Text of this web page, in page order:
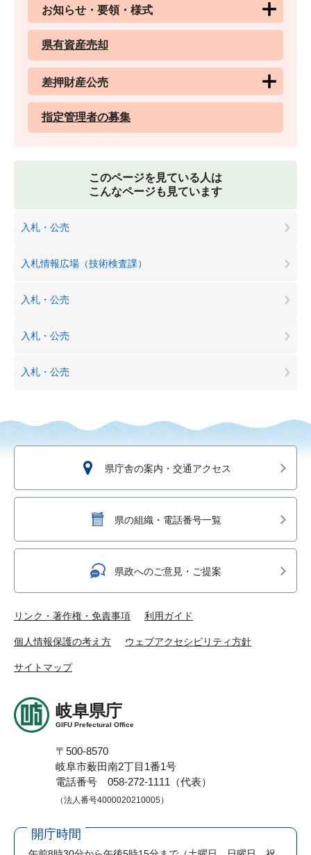
お知らせ・要領・様式
県有資産売却
差押財産公売
指定管理者の募集
このページを見ている人は
こんなページも見ています
入札・公売
入札情報広場（技術検査課）
入札・公売
入札・公売
入札・公売
県庁舎の案内・交通アクセス
県の組織・電話番号一覧
県政へのご意見・ご提案
リンク・著作権・免責事項 利用ガイド
個人情報保護の考え方 ウェブアクセシビリティ方針
サイトマップ
岐阜県庁
GIFU Prefectural Office
〒500-8570
岐阜市薮田南2丁目1番1号
電話番号 058-272-1111（代表）
（法人番号4000020210005）
開庁時間